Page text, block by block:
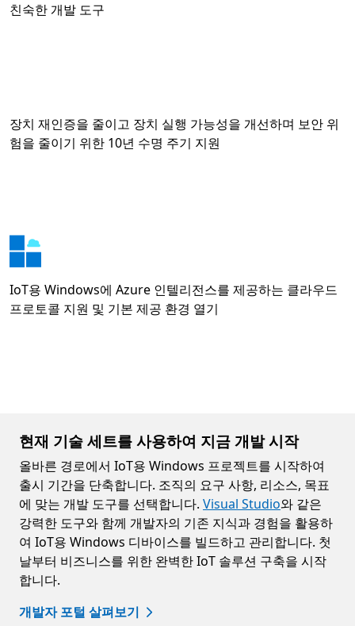
친숙한 개발 도구
장치 재인증을 줄이고 장치 실행 가능성을 개선하며 보안 위
험을 줄이기 위한 10년 수명 주기 지원
IoT용 Windows에 Azure 인텔리전스를 제공하는 클라우드
프로토콜 지원 및 기본 제공 환경 열기
현재 기술 세트를 사용하여 지금 개발 시작
올바른 경로에서 IoT용 Windows 프로젝트를 시작하여
출시 기간을 단축합니다. 조직의 요구 사항, 리소스, 목표
에 맞는 개발 도구를 선택합니다. Visual Studio와 같은
강력한 도구와 함께 개발자의 기존 지식과 경험을 활용하
여 IoT용 Windows 디바이스를 빌드하고 관리합니다. 첫
날부터 비즈니스를 위한 완벽한 IoT 솔루션 구축을 시작
합니다.
개발자 포털 살펴보기